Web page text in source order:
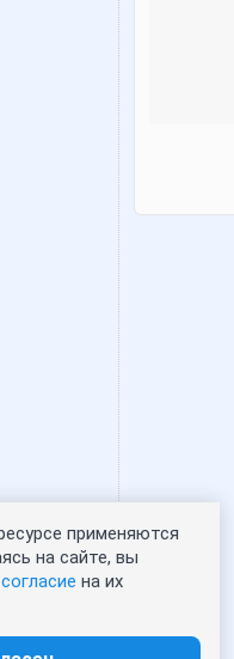
- 0
применяются
на сайте, вы
согласие на их